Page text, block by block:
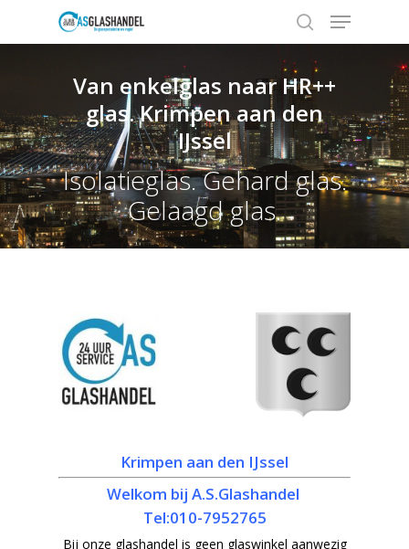
Hit enter to search or ESC to close
Van enkelglas naar HR++
glas. Krimpen aan den
IJssel
Isolatieglas. Gehard glas.
Gelaagd glas.
Krimpen aan den IJssel
Welkom bij A.S.Glashandel
Tel:010-7952765
Bij onze glashandel is geen glaswinkel aanwezig